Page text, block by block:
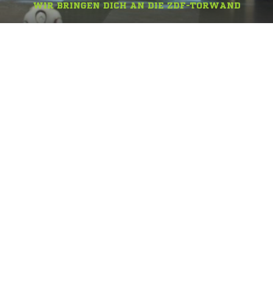
WIR BRINGEN DICH AN DIE ZDF-TORWAND